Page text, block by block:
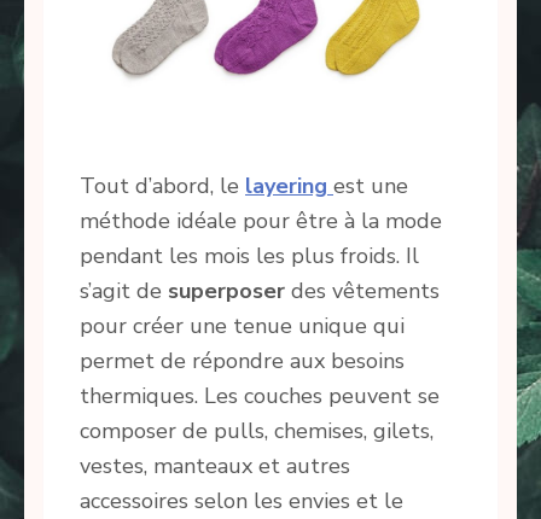
Tout d’abord, le layering est une
méthode idéale pour être à la mode
pendant les mois les plus froids. Il
s’agit de superposer des vêtements
pour créer une tenue unique qui
permet de répondre aux besoins
thermiques. Les couches peuvent se
composer de pulls, chemises, gilets,
vestes, manteaux et autres
accessoires selon les envies et le